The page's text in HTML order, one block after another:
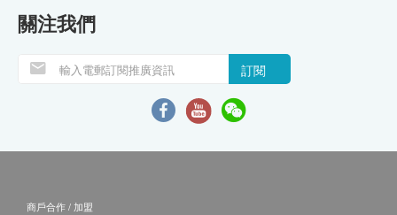
關注我們
訂閱
商戶合作 / 加盟